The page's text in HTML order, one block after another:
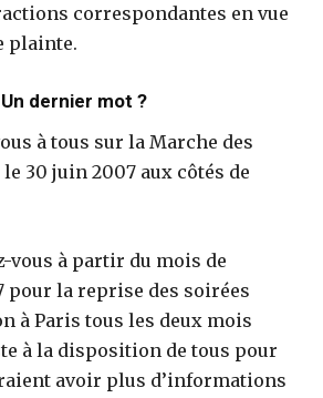
correspondantes en vue
plainte.
dernier mot ?
à tous sur la Marche des
30 juin 2007 aux côtés de
vous à partir du mois de
pour la reprise des soirées
à Paris tous les deux mois
à la disposition de tous pour
avoir plus d’informations